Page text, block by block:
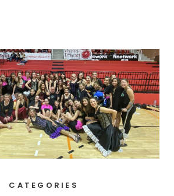
CATEGORIES